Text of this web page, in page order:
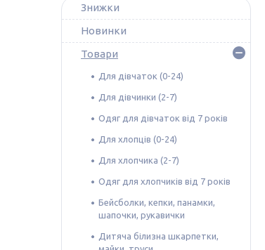
Знижки
Новинки
Товари
Для дівчаток (0-24)
Для дівчинки (2-7)
Одяг для дівчаток від 7 років
Для хлопців (0-24)
Для хлопчика (2-7)
Одяг для хлопчиків від 7 років
Бейсболки, кепки, панамки,
шапочки, рукавички
Дитяча білизна шкарпетки,